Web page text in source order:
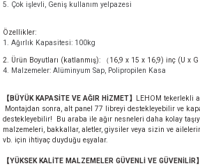
5. Çok işlevli, Geniş kullanım yelpazesi
Özellikler:
1. Ağırlık Kapasitesi: 100kg
2. Ürün Boyutları (katlanmış): （16,9 x 15 x 16,9) inç (U x G
4. Malzemeler: Alüminyum Sap, Polipropilen Kasa
【BÜYÜK KAPASİTE VE AĞIR HİZMET】
LEHOM tekerlekli
Montajdan sonra, alt panel 77 libreyi destekleyebilir ve
destekleyebilir! Bu araba ile ağır nesneleri daha kolay
malzemeleri, bakkallar, aletler, giysiler veya sizin ve
vb. için ihtiyaç duyduğu eşyalar.
【YÜKSEK KALİTE MALZEMELER GÜVENLİ VE GÜVENİLİR】